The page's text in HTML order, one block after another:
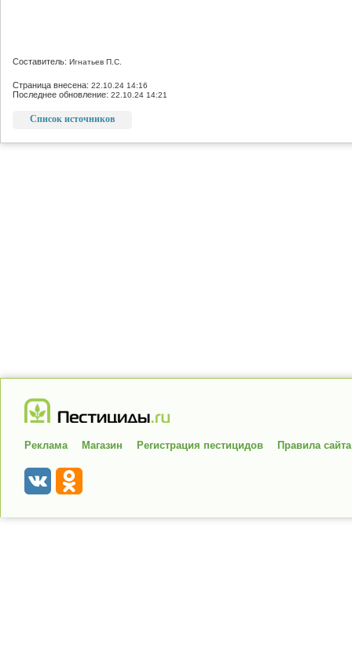
Составитель: Игнатьев П.С.
Страница внесена: 22.10.24 14:16
Последнее обновление: 22.10.24 14:21
Список источников
Реклама Магазин Регистрация пестицидов Правила сайта